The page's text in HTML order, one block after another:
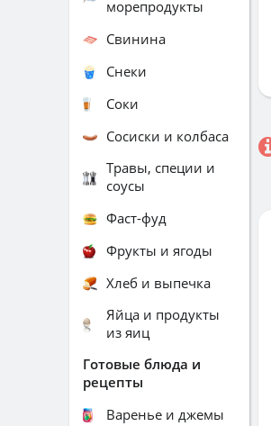
морепродукты
Свинина
Снеки
Соки
Сосиски и колбаса
Травы, специи и
соусы
Фаст-фуд
Фрукты и ягоды
Хлеб и выпечка
Яйца и продукты
из яиц
Готовые блюда и
рецепты
Варенье и джемы